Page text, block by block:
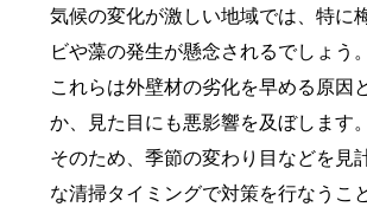
気候の変化が激しい地域では、特に
ビや藻の発生が懸念されるでしょう。
これらは外壁材の劣化を早める原因
か、見た目にも悪影響を及ぼします。
そのため、季節の変わり目などを見
な清掃タイミングで対策を行なうこ